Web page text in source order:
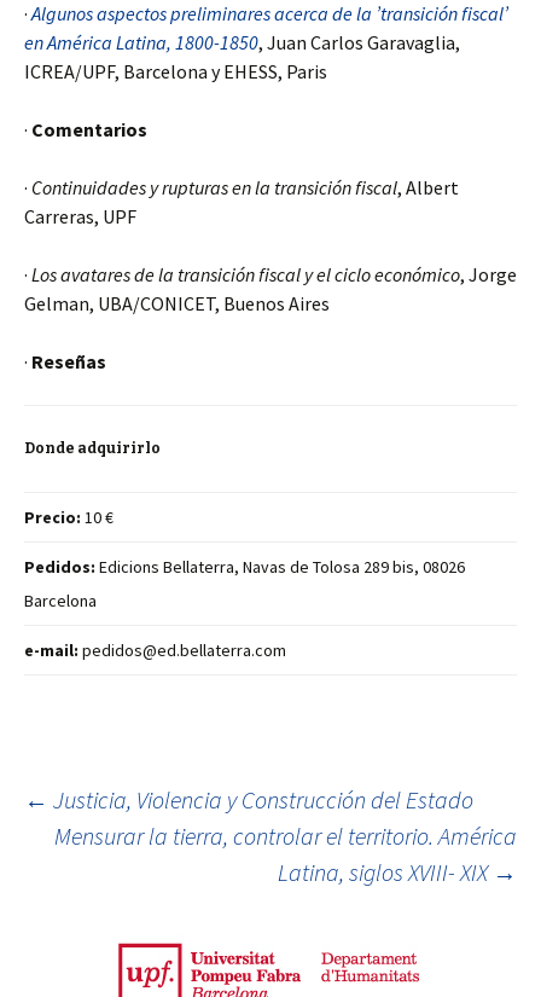
·Algunos aspectos preliminares acerca de la ’transición fiscal’
en América Latina, 1800-1850, Juan Carlos Garavaglia,
ICREA/UPF, Barcelona y EHESS, Paris
· Comentarios
· Continuidades y rupturas en la transición fiscal, Albert
Carreras, UPF
· Los avatares de la transición fiscal y el ciclo económico, Jorge
Gelman, UBA/CONICET, Buenos Aires
· Reseñas
Donde adquirirlo
Precio: 10 €
Pedidos: Edicions Bellaterra, Navas de Tolosa 289 bis, 08026
Barcelona
e-mail: pedidos@ed.bellaterra.com
Post navigation
← Justicia, Violencia y Construcción del Estado
Mensurar la tierra, controlar el territorio. América
Latina, siglos XVIII- XIX →